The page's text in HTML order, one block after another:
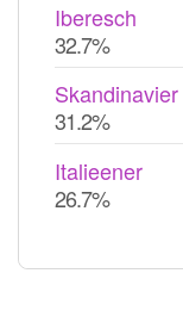
Iberesch
32.7%
Skandinavier
31.2%
Italieener
26.7%